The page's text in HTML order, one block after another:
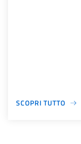
SCOPRI TUTTO